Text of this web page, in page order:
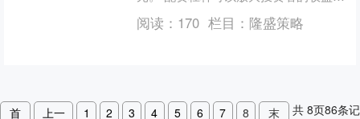
例如，如果投资者使用10倍杠杆，那么
其投资本金将放....
阅读： 170 栏目： 隆盛策略
首
上一
1 2 3 4 5 6 7 8
末
共 8页86条记